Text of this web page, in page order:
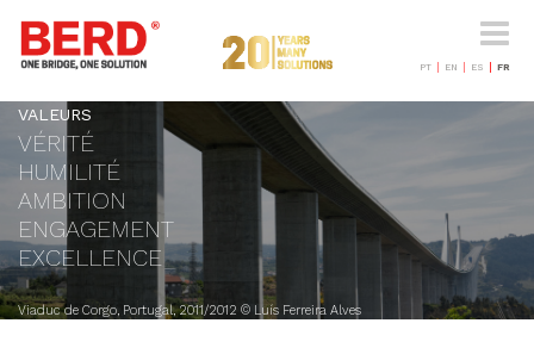
-
PT EN ES FR
VALEURS
VÉRITÉ
HUMILITÉ
AMBITION
ENGAGEMENT
EXCELLENCE
Viaduc de Corgo, Portugal, 2011/2012 © Luís Ferreira Alves